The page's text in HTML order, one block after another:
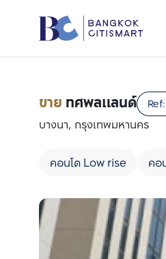
ขาย ทศพลแลนด์ Ref:
บางนา, กรุงเทพมหานคร
คอนโด Low rise คอ